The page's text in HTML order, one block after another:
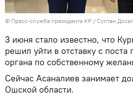
© Пресс-служба президента КР / Султан
3 июня стало известно, что
решил уйти в отставку с поста
органа по собственному
Сейчас Асаналиев занимает
Ошской области.